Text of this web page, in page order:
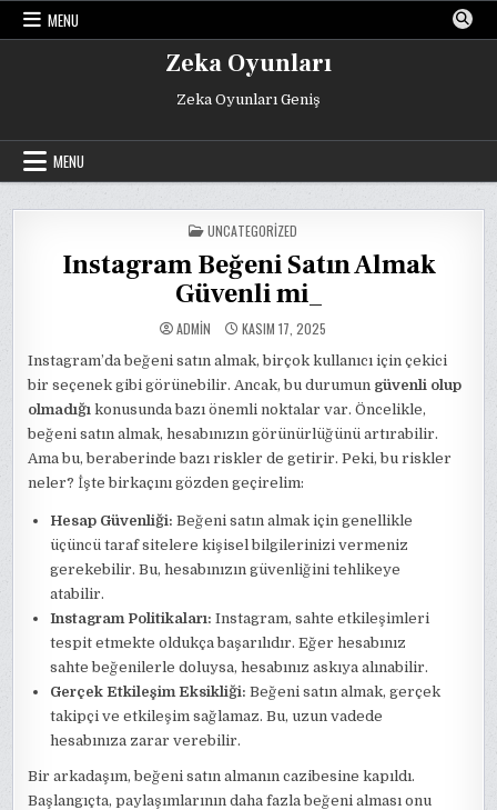
Skip
MENU
Zeka Oyunları
Zeka Oyunları Geniş
MENU
POSTED
IN
UNCATEGORIZED
Instagram Beğeni Satın Almak
Güvenli mi_
ADMIN KASIM 17, 2025
Instagram’da beğeni satın almak, birçok kullanıcı için çekici
bir seçenek gibi görünebilir. Ancak, bu durumun güvenli olup
olmadığı konusunda bazı önemli noktalar var. Öncelikle,
beğeni satın almak, hesabınızın görünürlüğünü artırabilir.
Ama bu, beraberinde bazı riskler de getirir. Peki, bu riskler
neler? İşte birkaçını gözden geçirelim:
Hesap Güvenliği: Beğeni satın almak için genellikle
üçüncü taraf sitelere kişisel bilgilerinizi vermeniz
gerekebilir. Bu, hesabınızın güvenliğini tehlikeye
atabilir.
Instagram Politikaları: Instagram, sahte etkileşimleri
tespit etmekte oldukça başarılıdır. Eğer hesabınız
sahte beğenilerle doluysa, hesabınız askıya alınabilir.
Gerçek Etkileşim Eksikliği: Beğeni satın almak, gerçek
takipçi ve etkileşim sağlamaz. Bu, uzun vadede
hesabınıza zarar verebilir.
Bir arkadaşım, beğeni satın almanın cazibesine kapıldı.
Başlangıçta, paylaşımlarının daha fazla beğeni alması onu